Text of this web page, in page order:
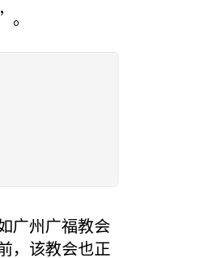
广州广福教会
，该教会也正